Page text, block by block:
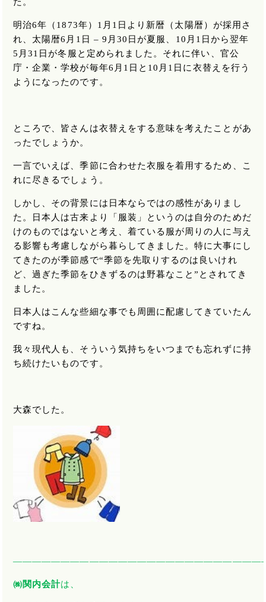
た。
明治6年（ 1873年） 1 月 1 日より新暦（太陽暦）が採用さ
れ、太陽暦6 月 1 日 – 9 月30 日が夏服、 10 月 1 日から翌年
5 月31 日が冬服と定められました。それに伴い、官公
庁・企業・学校が毎年6 月 1 日と 10 月 1 日に衣替えを行う
ようになったのです。
ところで、皆さんは衣替えをする意味を考えたことがあ
ったでしょうか。
一言でいえば、季節に合わせた衣服を着用するため、こ
れに尽きるでしょう。
しかし、その背景には日本ならではの感性がありまし
た。日本人は古来より「服装」というのは自分のためだ
けのものではないと考え、着ている服が周りの人に与え
る影響も考慮しながら暮らしてきました。特に大事にし
てきたのが季節感で“季節を先取りするのは良いけれ
ど、過ぎた季節をひきずるのは野暮なこと”とされてき
ました。
日本人はこんな些細な事でも周囲に配慮してきていたん
ですね。
我々現代人も、そういう気持ちをいつまでも忘れずに持
ち続けたいものです。
大森でした。
㈱関内会計は、